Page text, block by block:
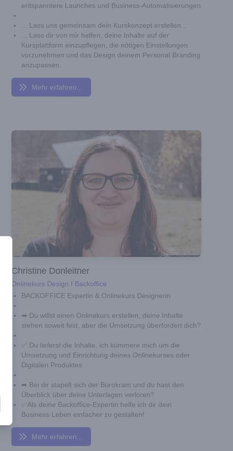
entspanntere Launches und Business-Automatisierungen
... Lass uns gemeinsam dein Kurskonzept erstellen...
... Lass dir von mir helfen, deine Inhalte auf der
Kursplattform einzupflegen, die nötigen Einstellungen
vorzunehmen und das Design deinem Personal Branding
anzupassen.
Mehr erfahren...
Christine Donleitner
Onlinekurs Design I Backoffice
BACKOFFICE Expertin & Onlinekurs Designerin
➡ Du willst einen Onlinekurs erstellen, deine Inhalte
stehen soweit fest, aber die Umsetzung überfordert dich?
✅ Du lieferst die Inhalte, ich kümmere mich um die
Umsetzung und Einrichtung deines Onlinekurses oder
Digitalen Produktes
➡ Bei dir stapelt sich der Bürokram und du hast den
Überblick über deine Unterlagen verloren?
✅Als deine Backoffice-Expertin helfe ich dir dein
Business Leben einfacher zu gestalten!
Mehr erfahren...